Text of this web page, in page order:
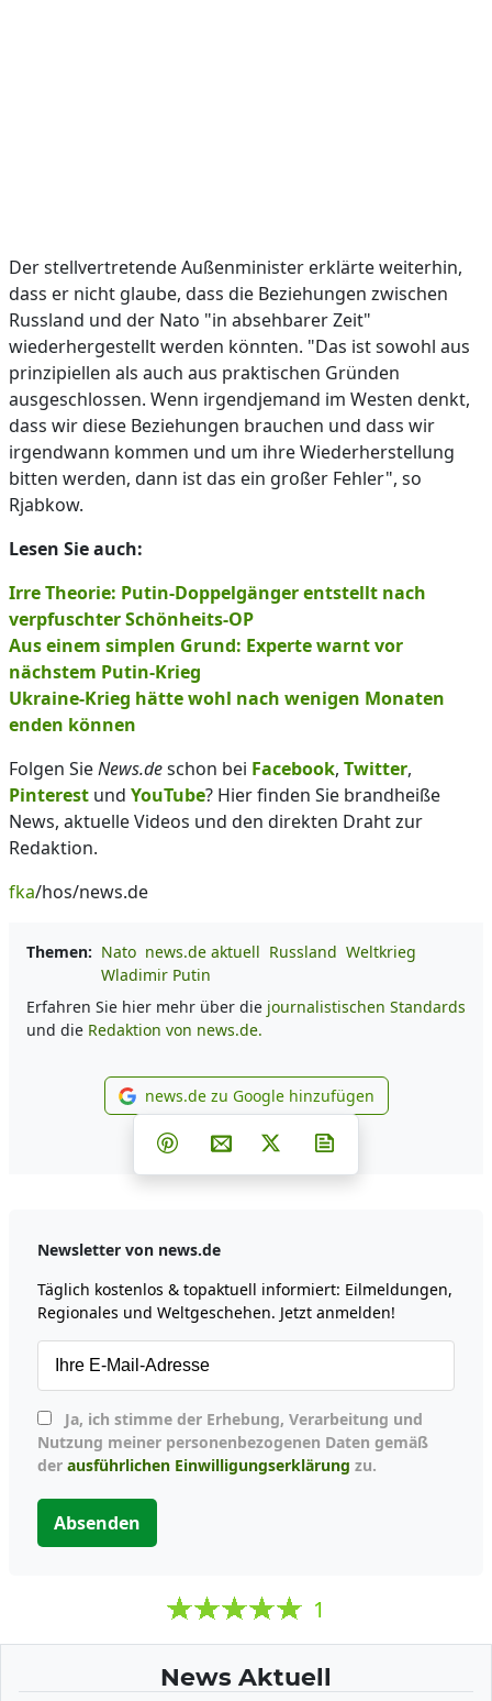
Der stellvertretende Außenminister erklärte weiterhin,
dass er nicht glaube, dass die Beziehungen zwischen
Russland und der Nato "in absehbarer Zeit"
wiederhergestellt werden könnten. "Das ist sowohl aus
prinzipiellen als auch aus praktischen Gründen
ausgeschlossen. Wenn irgendjemand im Westen denkt,
dass wir diese Beziehungen brauchen und dass wir
irgendwann kommen und um ihre Wiederherstellung
bitten werden, dann ist das ein großer Fehler", so
Rjabkow.
Lesen Sie auch:
Irre Theorie: Putin-Doppelgänger entstellt nach
verpfuschter Schönheits-OP
Aus einem simplen Grund: Experte warnt vor
nächstem Putin-Krieg
Ukraine-Krieg hätte wohl nach wenigen Monaten
enden können
Folgen SieNews.deschon bei Facebook, Twitter,
Pinterest und YouTube? Hier finden Sie brandheiße
News, aktuelle Videos und den direkten Draht zur
Redaktion.
fka/hos/news.de
Themen: Nato news.de aktuell Russland Weltkrieg
Wladimir Putin
Erfahren Sie hier mehr über die journalistischen Standards
und die Redaktion von news.de.
news.de zu Google
news.de zu Google hinzufügen
Teilen auf Facebook
Teilen auf Whatsapp
Teilen auf Telegram
Teilen auf Pinterest
Per E-Mail teilen
Post auf X
Newsletter von news.de
Täglich kostenlos & topaktuell informiert: Eilmeldungen,
Regionales und Weltgeschehen. Jetzt anmelden!
Nutzung meiner personenbezogenen Daten gemäß
der ausführlichen Einwilligungserklärung zu.
Absenden
1
News Aktuell